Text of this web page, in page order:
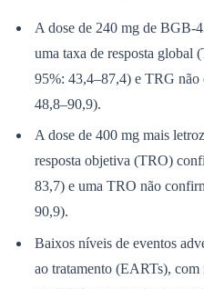
A dose de 240 mg de BGB-
uma taxa de resposta global
95%: 43,4–87,4) e TRG
48,8–90,9).
A dose de 400 mg mais
resposta objetiva (TRO)
83,7) e uma TRO não
90,9).
Baixos níveis de eventos
ao tratamento (EARTs), com